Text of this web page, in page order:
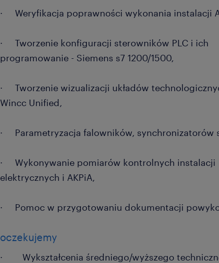
· Weryfikacja poprawności wykonania instalacji
· Tworzenie konfiguracji sterowników PLC i ich
programowanie - Siemens s7 1200/1500,
· Tworzenie wizualizacji układów
Wincc Unified,
· Parametryzacja falowników, synchronizatorów
· Wykonywanie pomiarów kontrolnych instalacji
elektrycznych i AKPiA,
· Pomoc w przygotowaniu dokumentacji
oczekujemy
· Wykształcenia średniego/wyższego